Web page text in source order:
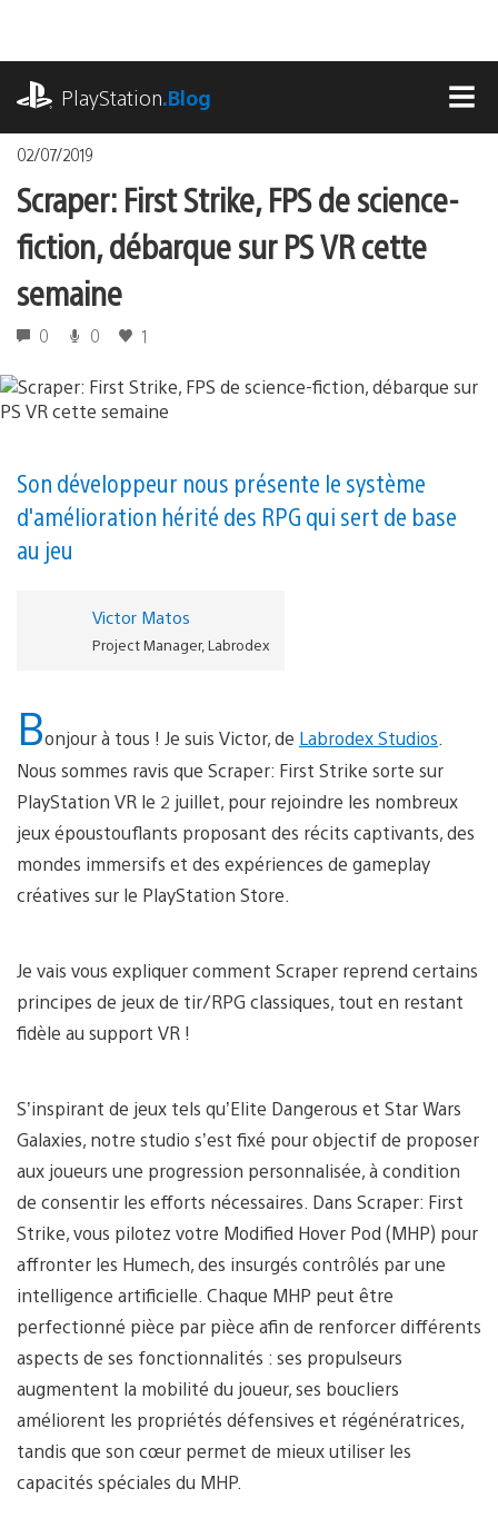
contenu
PlayStation.Blog
02/07/2019
Scraper: First Strike, FPS de science-
fiction, débarque sur PS VR cette
semaine
0 0 1
Son développeur nous présente le système
d'amélioration hérité des RPG qui sert de base
au jeu
Victor Matos
Project Manager, Labrodex
Bonjour à tous ! Je suis Victor, de Labrodex Studios
Nous sommes ravis que Scraper: First Strike sorte sur
PlayStation VR le 2 juillet, pour rejoindre les nombreux
jeux époustouflants proposant des récits captivants, des
mondes immersifs et des expériences de gameplay
créatives sur le PlayStation Store.
Je vais vous expliquer comment Scraper reprend certains
principes de jeux de tir/RPG classiques, tout en restant
fidèle au support VR !
S’inspirant de jeux tels qu’Elite Dangerous et Star Wars
Galaxies, notre studio s’est fixé pour objectif de proposer
aux joueurs une progression personnalisée, à condition
de consentir les efforts nécessaires. Dans Scraper: First
Strike, vous pilotez votre Modified Hover Pod (MHP) pour
affronter les Humech, des insurgés contrôlés par une
intelligence artificielle. Chaque MHP peut être
perfectionné pièce par pièce afin de renforcer différents
aspects de ses fonctionnalités : ses propulseurs
augmentent la mobilité du joueur, ses boucliers
améliorent les propriétés défensives et régénératrices,
tandis que son cœur permet de mieux utiliser les
capacités spéciales du MHP.